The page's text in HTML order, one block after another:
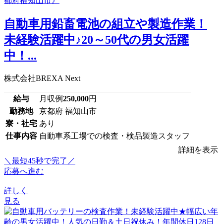
自動車用鉛畜電池の組立や製造作業！
未経験活躍中♪20～50代の男女活躍
中！...
株式会社BREXA Next
給与 月収例250,000円
勤務地
京都府 福知山市
寮・社宅 あり
仕事内容 自動車系工場での検査・検品製造スタッフ
詳細を表示
＼最短45秒で完了／
応募へ進む
詳しく
見る